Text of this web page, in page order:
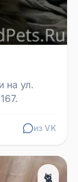
на ул.
из VK
🐈